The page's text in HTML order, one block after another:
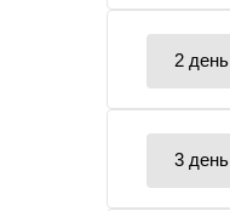
2 день
3 день